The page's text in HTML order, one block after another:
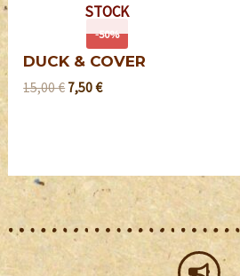
-50%
STOCK
DUCK & COVER
15,00€ 7,50€